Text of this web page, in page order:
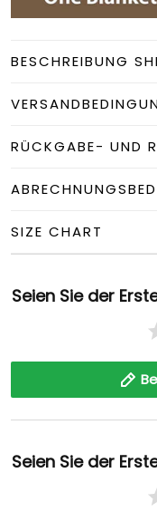
BESCHREIBUNG
RÜCKGABE- UND
SIZE CHART
Seien Sie der
Seien Sie der